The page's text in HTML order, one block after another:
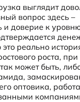
выглядит
вопрос здесь –
и доверие к
реально
роста,
может быть,
оптовика,